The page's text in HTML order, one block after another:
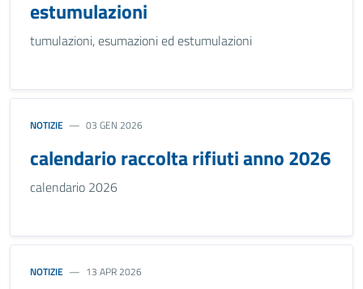
estumulazioni
tumulazioni, esumazioni ed estumulazioni
NOTIZIE 03 GEN 2026
calendario raccolta rifiuti anno 2026
calendario 2026
NOTIZIE 13 APR 2026